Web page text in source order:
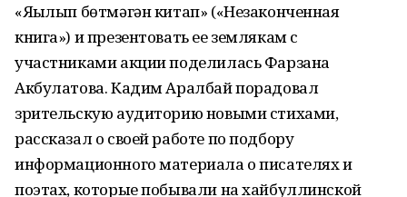
«Яҙылып бөтмәгән китап» («Незаконченная
книга») и презентовать ее землякам с
участниками акции поделилась Фарзана
Акбулатова. Кадим Аралбай порадовал
зрительскую аудиторию новыми стихами,
рассказал о своей работе по подбору
информационного материала о писателях и
поэтах, которые побывали на хайбуллинской